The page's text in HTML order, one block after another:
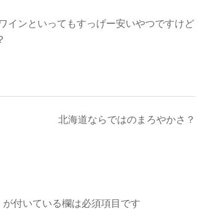
インといってもすっげー安いやつですけど
北海道ならではのまろやかさ？
が付いている欄は必須項目です